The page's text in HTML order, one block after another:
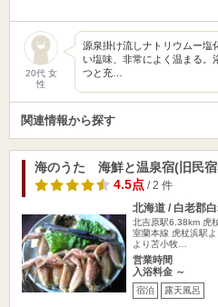
20代 女
性
源泉掛け流しナトリウムー塩
い塩味、非常によく温まる。
つと充…
関連情報から探す
海のうた 海鮮と温泉宿(旧民
4.5点/ 2 件
北海道 / 白老郡
北吉原駅6.38km 虎
室蘭本線 虎杖浜駅
より苫小牧…
営業時間
入浴料金 ～
宿泊 露天風呂